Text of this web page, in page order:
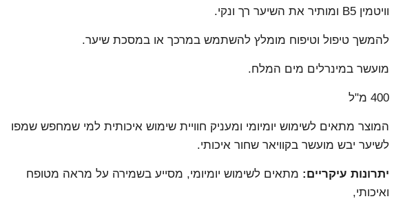
וויטמין B5 ומותיר את השיער רך ונקי.
להמשך טיפול וטיפוח מומלץ להשתמש במרכך או במסכת שיער.
מועשר במינרלים מים המלח.
400 מ"ל
המוצר מתאים לשימוש יומיומי ומעניק חוויית שימוש איכותית למי שמחפש שמפו
לשיער יבש מועשר בקוויאר שחור איכותי.
יתרונות עיקריים: מתאים לשימוש יומיומי, מסייע בשמירה על מראה מטופח
ואיכותי,